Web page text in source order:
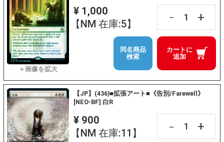
¥ 1,000
【NM 在庫:5】
－ +
カートに
追加
同名商品
検索
【JP】(436)■拡張アート■《告別/Farewell》
[NEO-BF] 白R
¥ 900
【NM 在庫:11】
－ +